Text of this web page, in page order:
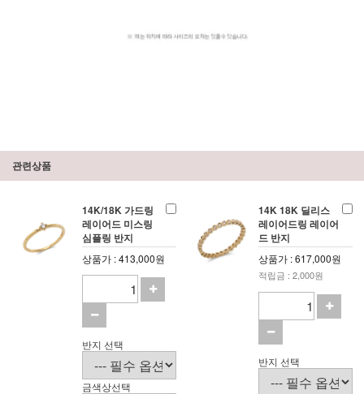
관련상품
14K/18K 가드링
레이어드 미스링
심플링 반지
상품가 : 413,000원
반지 선택
금색상선택
14K 18K 딜리스
레이어드링 레이어
드 반지
상품가 : 617,000원
적립금 : 2,000원
반지 선택